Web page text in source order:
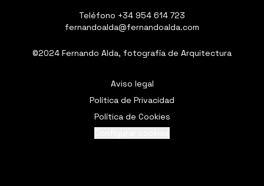
Teléfono +34 954 614 723
fernandoalda@fernandoalda.com
©2024 Fernando Alda, fotografía de Arquitectura
Aviso legal
Política de Privacidad
Política de Cookies